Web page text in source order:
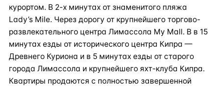
курортом. В 2-х минутах от знаменитого пляжа
Lady’s Mile. Через дорогу от крупнейшего торгово-
развлекательного центра Лимассола My Mall. В в 15
минутах езды от исторического центра Кипра —
Древнего Куриона и в 5 минутах езды от старого
города Лимассола и крупнейшего яхт-клуба Кипра.
Квартиры продаются с полностью завершенной